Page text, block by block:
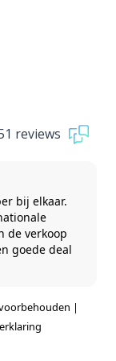
reviews
bij elkaar.
de verkoop
goede deal
|